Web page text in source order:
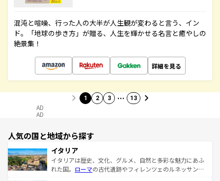
混沌と喧噪、行った人の大半が人生観が変わると言う、イン
ド。「地球の歩き方」が贈る、人生を輝かせる名言と癒やしの
絶景集！
詳細を見る
1 2 3 … 13
AD
AD
人気の国と地域から探す
イタリア
イタリアは歴史、文化、グルメ、自然と多彩な魅力にあふ
れた国。 ローマの古代遺跡やフィレンツェのルネッサンス